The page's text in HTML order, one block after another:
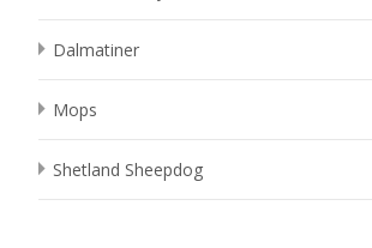
Dalmatiner
Mops
Shetland Sheepdog